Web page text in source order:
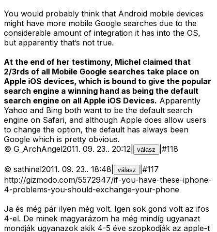
You would probably think that Android mobile devices
might have more mobile Google searches due to the
considerable amount of integration it has into the OS,
but apparently that’s not true.
At the end of her testimony, Michel claimed that
2/3rds of all Mobile Google searches take place on
Apple iOS devices, which is bound to give the popular
search engine a winning hand as being the default
search engine on all Apple iOS Devices. Apparently
Yahoo and Bing both want to be the default search
engine on Safari, and although Apple does allow users
to change the option, the default has always been
Google which is pretty obvious.
© G_ArchAngel2011. 09. 23.. 20:12 válasz #118
© sathinel2011. 09. 23.. 18:48 válasz #117
http://gizmodo.com/5572947/if-you-have-these-iphone-
4-problems-you-should-exchange-your-phone
Ja és még pár ilyen még volt. Igen sok gond volt az ifos
4-el. De minek magyarázom ha még mindíg ugyanazt
mondják ugyanazok akik 4-5 éve szopkodják az apple-t